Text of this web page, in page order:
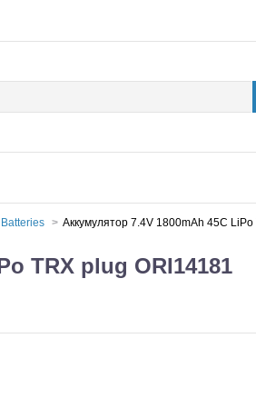
Машины с
Аккумулятор 7.4V 1800mAh 45C
TRX plug ORI14181